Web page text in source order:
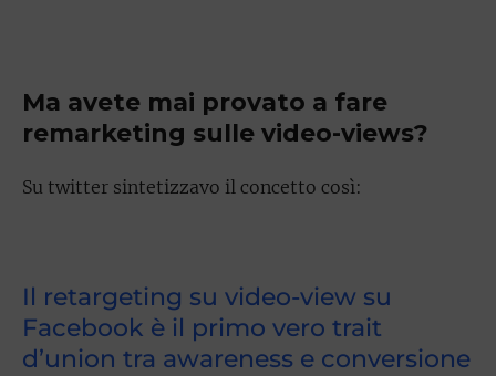
Ma avete mai provato a fare
remarketing sulle video-views?
Su twitter sintetizzavo il concetto così:
Il retargeting su video-view su
Facebook è il primo vero trait
d’union tra awareness e conversione